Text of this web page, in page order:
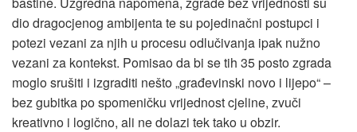
dio dragocjenog ambijenta te su pojedinačni postupci i
potezi vezani za njih u procesu odlučivanja ipak nužno
vezani za kontekst. Pomisao da bi se tih 35 posto zgrada
moglo srušiti i izgraditi nešto „građevinski novo i lijepo“ –
bez gubitka po spomeničku vrijednost cjeline, zvuči
kreativno i logično, ali ne dolazi tek tako u obzir.